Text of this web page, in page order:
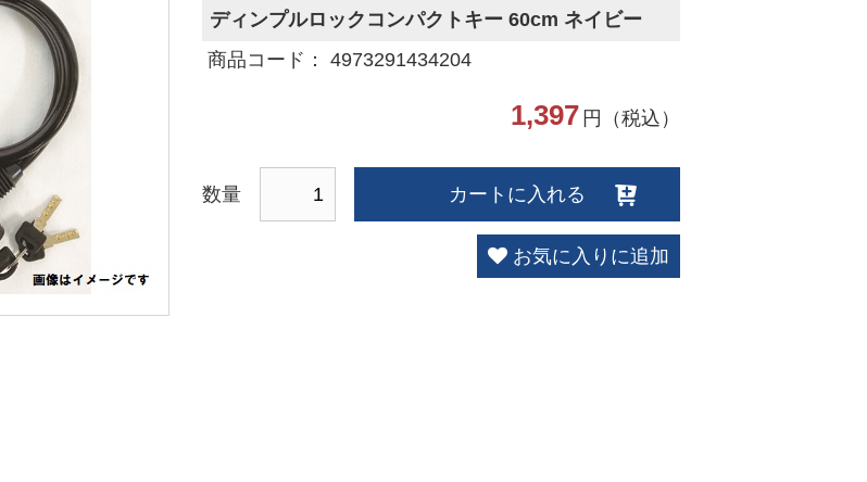
ディンプルロックコンパクトキー 60cm ネイビー
商品コード： 4973291434204
1,397 円（税込）
数量 カートに入れる
お気に入りに追加